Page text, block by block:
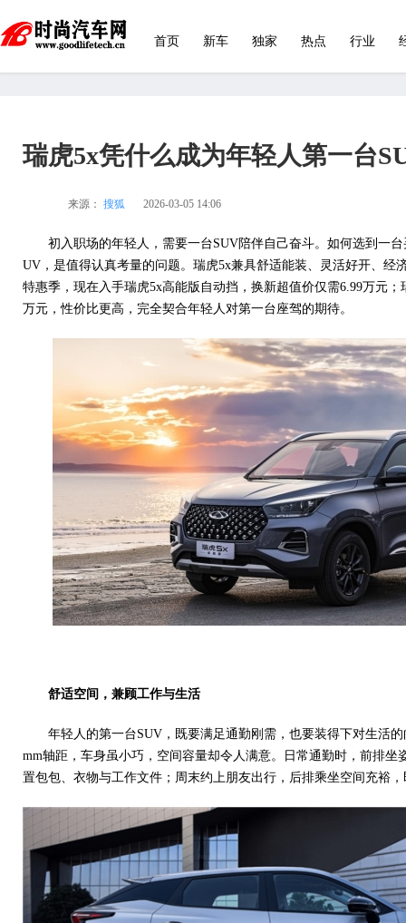
时尚汽车网
首页 新车 独家 热点 行业
瑞虎5x凭什么成为年轻人第一台
来源： 搜狐 2026-03-05 14:06
初入职场的年轻人，需要一台SUV陪伴自己奋斗。如何选到一
UV，是值得认真考量的问题。瑞虎5x兼具舒适能装、灵活好开、经
特惠季，现在入手瑞虎5x高能版自动挡，换新超值价仅需6.99万元；
万元，性价比更高，完全契合年轻人对第一台座驾的期待。
舒适空间，兼顾工作与生活
年轻人的第一台SUV，既要满足通勤刚需，也要装得下对生活
mm轴距，车身虽小巧，空间容量却令人满意。日常通勤时，前排坐
置包包、衣物与工作文件；周末约上朋友出行，后排乘坐空间充裕